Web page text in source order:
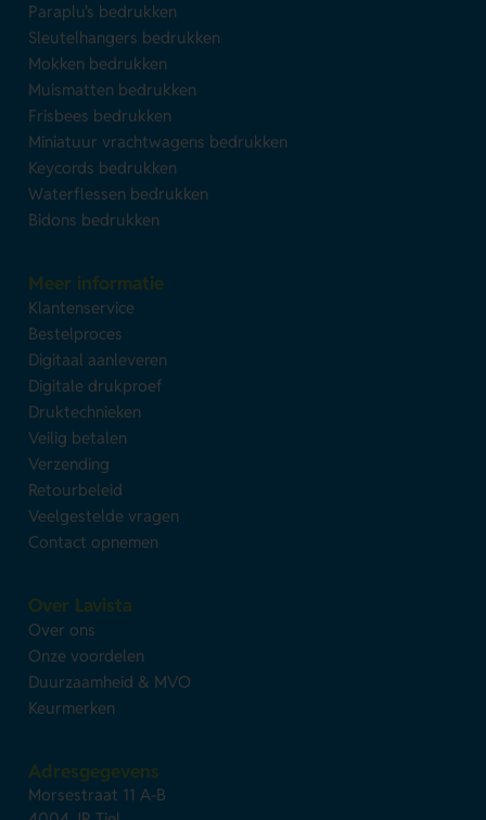
Paraplu's bedrukken
Sleutelhangers bedrukken
Mokken bedrukken
Muismatten bedrukken
Frisbees bedrukken
Miniatuur vrachtwagens bedrukken
Keycords bedrukken
Waterflessen bedrukken
Bidons bedrukken
Meer informatie
Klantenservice
Bestelproces
Digitaal aanleveren
Digitale drukproef
Druktechnieken
Veilig betalen
Verzending
Retourbeleid
Veelgestelde vragen
Contact opnemen
Over Lavista
Over ons
Onze voordelen
Duurzaamheid & MVO
Keurmerken
Adresgegevens
Morsestraat 11 A-B